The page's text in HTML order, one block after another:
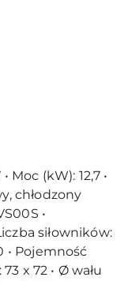
Moc (kW): 12,7 •
chłodzony
•
siłowników:
• Pojemność
x 72 • Ø wału